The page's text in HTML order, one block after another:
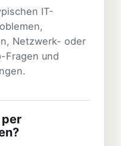
IT-
Netzwerk- oder
Fragen und
per